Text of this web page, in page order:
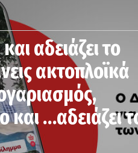
αδειάζει το
ακτοπλοϊκά
και …αδειάζει